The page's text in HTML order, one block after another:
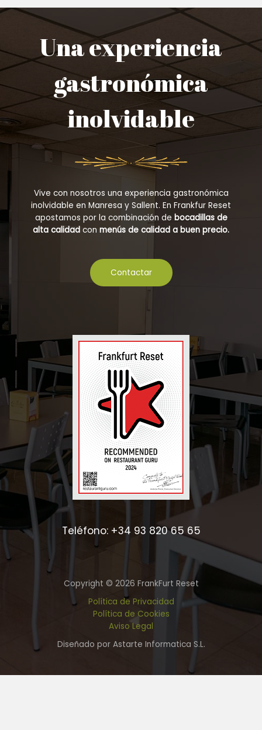
Una experiencia
gastronómica
inolvidable
Vive con nosotros una experiencia gastronómica
inolvidable en Manresa y Sallent. En Frankfur Reset
apostamos por la combinación de bocadillas de
alta calidad con menús de calidad a buen precio.
Contactar
Teléfono: +34 93 820 65 65
Copyright © 2026 FrankFurt Reset
Política de Privacidad
Política de Cookies
Aviso Legal
Diseñado por Astarte Informatica S.L.